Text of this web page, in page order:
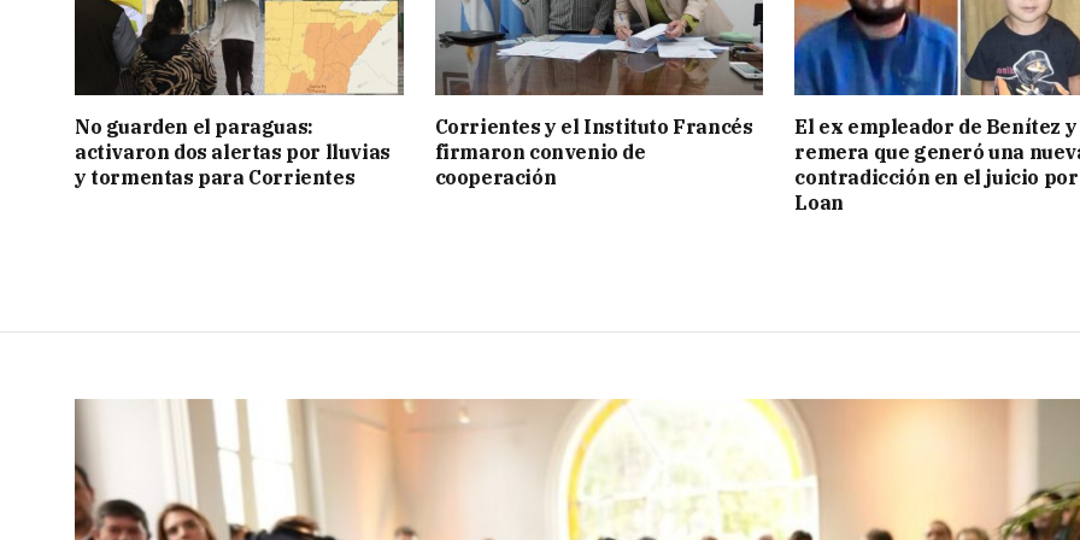
No guarden el paraguas:
activaron dos alertas por lluvias
y tormentas para Corrientes
Corrientes y el Instituto Francés
firmaron convenio de
cooperación
El ex empleador de Benítez
remera que generó una
contradicción en el juicio por
Loan